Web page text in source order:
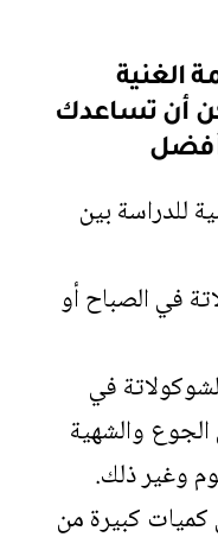
الغنية
أن تساعدك
أفضل
للدراسة بين
في الصباح أو
في
والشهية
وغير ذلك.
كبيرة من